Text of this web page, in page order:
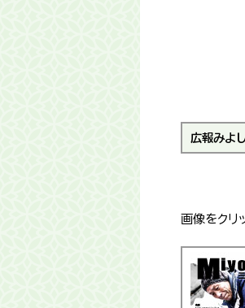
広報みよ
画像をクリ